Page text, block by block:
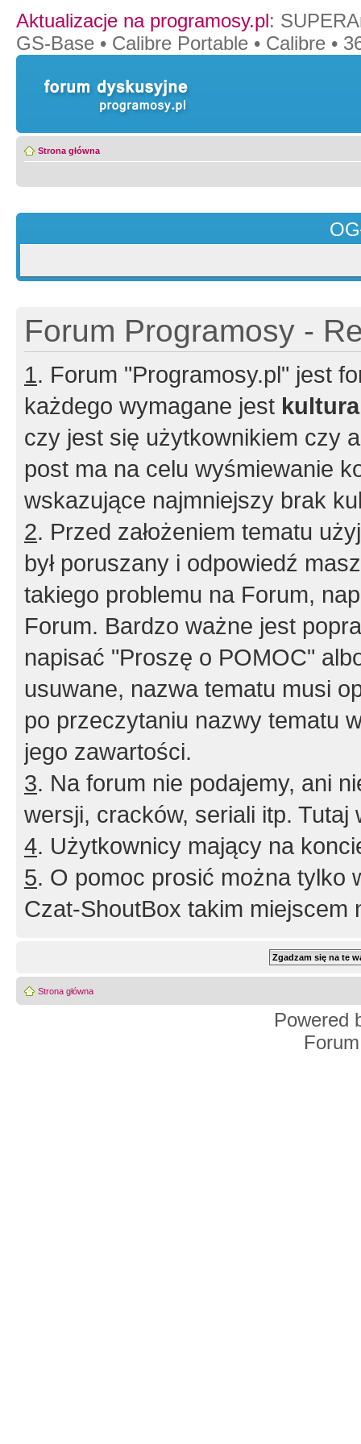
Aktualizacje na programosy.pl:
GS-Base • Calibre Portable • Calibre •
Strona główna
Forum Programosy -
1. Forum "Programosy.pl" jest
każdego wymagane jest
czy jest się użytkownikiem czy
post ma na celu wyśmiewanie
wskazujące najmniejszy brak
2. Przed założeniem tematu
był poruszany i odpowiedź
takiego problemu na Forum,
Forum. Bardzo ważne jest
napisać "Proszę o POMOC"
usuwane, nazwa tematu musi
po przeczytaniu nazwy tematu
jego zawartości.
3. Na forum nie podajemy, ani
wersji, cracków, seriali itp. Tutaj
4. Użytkownicy mający na
5. O pomoc prosić można tylko
Czat-ShoutBox takim miejscem
Strona główna
Powered